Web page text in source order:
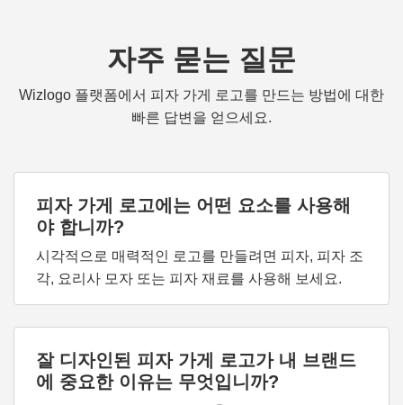
자주 묻는 질문
Wizlogo 플랫폼에서 피자 가게 로고를 만드는 방법에 대한
빠른 답변을 얻으세요.
피자 가게 로고에는 어떤 요소를 사용해
야 합니까?
시각적으로 매력적인 로고를 만들려면 피자, 피자 조
각, 요리사 모자 또는 피자 재료를 사용해 보세요.
잘 디자인된 피자 가게 로고가 내 브랜드
에 중요한 이유는 무엇입니까?